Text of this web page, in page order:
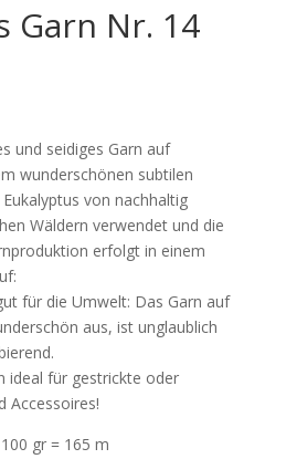
Garn Nr. 14
und seidiges Garn auf
wunderschönen subtilen
von nachhaltig
Wäldern verwendet und die
erfolgt in einem
für die Umwelt: Das Garn auf
aus, ist unglaublich
ideal für gestrickte oder
Accessoires!
gr = 165 m